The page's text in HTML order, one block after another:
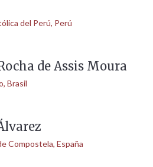
del Perú, Perú
de Assis Moura
Brasil
Compostela, España